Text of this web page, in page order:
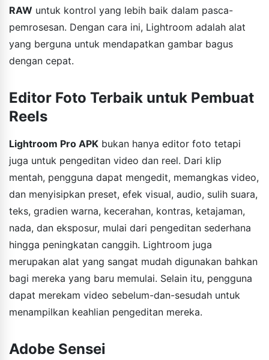
RAW untuk kontrol yang lebih baik dalam pasca-
pemrosesan. Dengan cara ini, Lightroom adalah alat
yang berguna untuk mendapatkan gambar bagus
dengan cepat.
Editor Foto Terbaik untuk Pembuat
Reels
Lightroom Pro APK bukan hanya editor foto tetapi
juga untuk pengeditan video dan reel. Dari klip
mentah, pengguna dapat mengedit, memangkas video,
dan menyisipkan preset, efek visual, audio, sulih suara,
teks, gradien warna, kecerahan, kontras, ketajaman,
nada, dan eksposur, mulai dari pengeditan sederhana
hingga peningkatan canggih. Lightroom juga
merupakan alat yang sangat mudah digunakan bahkan
bagi mereka yang baru memulai. Selain itu, pengguna
dapat merekam video sebelum-dan-sesudah untuk
menampilkan keahlian pengeditan mereka.
Adobe Sensei